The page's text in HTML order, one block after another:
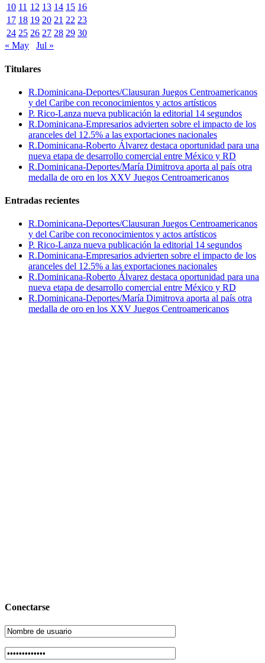
10 11 12 13 14 15 16
17 18 19 20 21 22 23
24 25 26 27 28 29 30
« May
Jul »
Titulares
R.Dominicana-Deportes/Clausuran Juegos Centroamericanos
y del Caribe con reconocimientos y actos artísticos
P. Rico-Lanza nueva publicación la editorial 14 segundos
R.Dominicana-Empresarios advierten sobre el impacto de los
aranceles del 12.5% a las exportaciones nacionales
R.Dominicana-Roberto Álvarez destaca oportunidad para una
nueva etapa de desarrollo comercial entre México y RD
R.Dominicana-Deportes/María Dimitrova aporta al país otra
medalla de oro en los XXV Juegos Centroamericanos
Entradas recientes
R.Dominicana-Deportes/Clausuran Juegos Centroamericanos
y del Caribe con reconocimientos y actos artísticos
P. Rico-Lanza nueva publicación la editorial 14 segundos
R.Dominicana-Empresarios advierten sobre el impacto de los
aranceles del 12.5% a las exportaciones nacionales
R.Dominicana-Roberto Álvarez destaca oportunidad para una
nueva etapa de desarrollo comercial entre México y RD
R.Dominicana-Deportes/María Dimitrova aporta al país otra
medalla de oro en los XXV Juegos Centroamericanos
Conectarse